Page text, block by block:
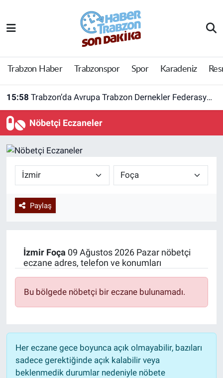
Trabzon Haber Trabzonspor Spor Karadeniz
15:58 Trabzon’da Avrupa Trabzon Dernekler Federasyonu açıldı
Nöbetçi Eczaneler
Paylaş
İzmir Foça 09 Ağustos 2026 Pazar nöbetçi
eczane adres, telefon ve konumları
Bu bölgede nöbetçi bir eczane bulunamadı.
Her eczane gece boyunca açık olmayabilir, bazıları
sadece gerektiğinde açık kalabilir veya
beklenmedik durumlar nedeniyle nöbete
Trabzon Haber
Trabzonspor
Yazarlar
Trabzon Nöbetçi Eczaneler
Trabzon Hava Durumu
Tüm Manşetler
Haber Arşivi